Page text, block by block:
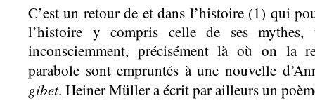
C’est un retour de et dans l’histoire (1) qui
l’histoire y compris celle de ses
inconsciemment, précisément là où on la
parabole sont empruntés à une nouvelle
gibet. Heiner Müller a écrit par ailleurs un